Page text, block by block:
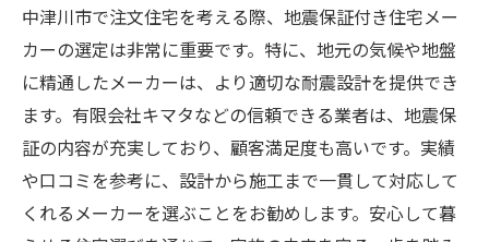
ナンス
中津川市で注文住宅を考える際、地震保証付き住宅メー
カーの選定は非常に重要です。特に、地元の気候や地盤
に精通したメーカーは、より適切な耐震設計を提供でき
ます。有限会社キマタなどの信頼できる業者は、地震保
証の内容が充実しており、顧客満足度も高いです。実績
や口コミを参考に、設計から施工まで一貫して対応して
くれるメーカーを選ぶことをお勧めします。安心して暮